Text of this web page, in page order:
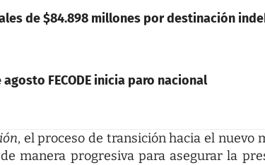
de $84.898 millones por destinación
FECODE inicia paro nacional
, el proceso de transición hacia el nuevo
manera progresiva para asegurar la